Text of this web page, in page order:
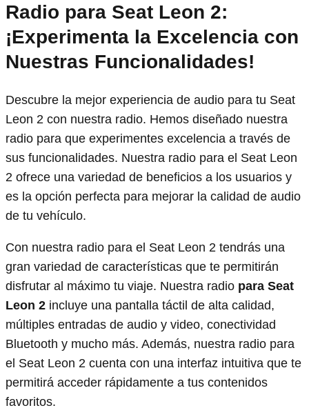
Radio para Seat Leon 2:
¡Experimenta la Excelencia con
Nuestras Funcionalidades!
Descubre la mejor experiencia de audio para tu Seat
Leon 2 con nuestra radio. Hemos diseñado nuestra
radio para que experimentes excelencia a través de
sus funcionalidades. Nuestra radio para el Seat Leon
2 ofrece una variedad de beneficios a los usuarios y
es la opción perfecta para mejorar la calidad de audio
de tu vehículo.
Con nuestra radio para el Seat Leon 2 tendrás una
gran variedad de características que te permitirán
disfrutar al máximo tu viaje. Nuestra radio para Seat
Leon 2 incluye una pantalla táctil de alta calidad,
múltiples entradas de audio y video, conectividad
Bluetooth y mucho más. Además, nuestra radio para
el Seat Leon 2 cuenta con una interfaz intuitiva que te
permitirá acceder rápidamente a tus contenidos
favoritos.